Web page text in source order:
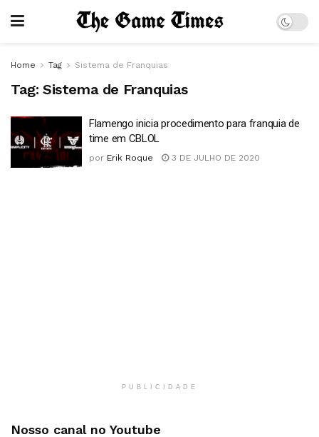
Home Tag Sistema de Franquias
Tag: Sistema de Franquias
Flamengo inicia procedimento para franquia de
time em CBLOL
por Erik Roque 3 DE JULHO DE 2020
PUBLICIDADE
Nosso canal no Youtube